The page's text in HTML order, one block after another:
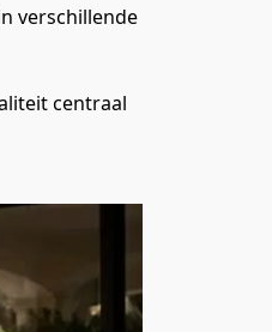
verschillende
centraal